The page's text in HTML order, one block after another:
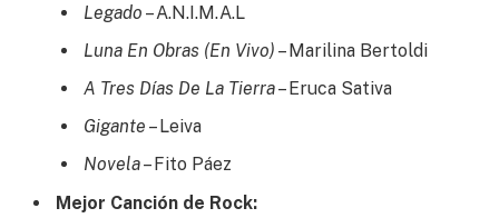
Legado – A.N.I.M.A.L
Luna En Obras (En Vivo) – Marilina Bertoldi
A Tres Días De La Tierra– Eruca Sativa
Gigante – Leiva
Novela– Fito Páez
Mejor Canción de Rock: